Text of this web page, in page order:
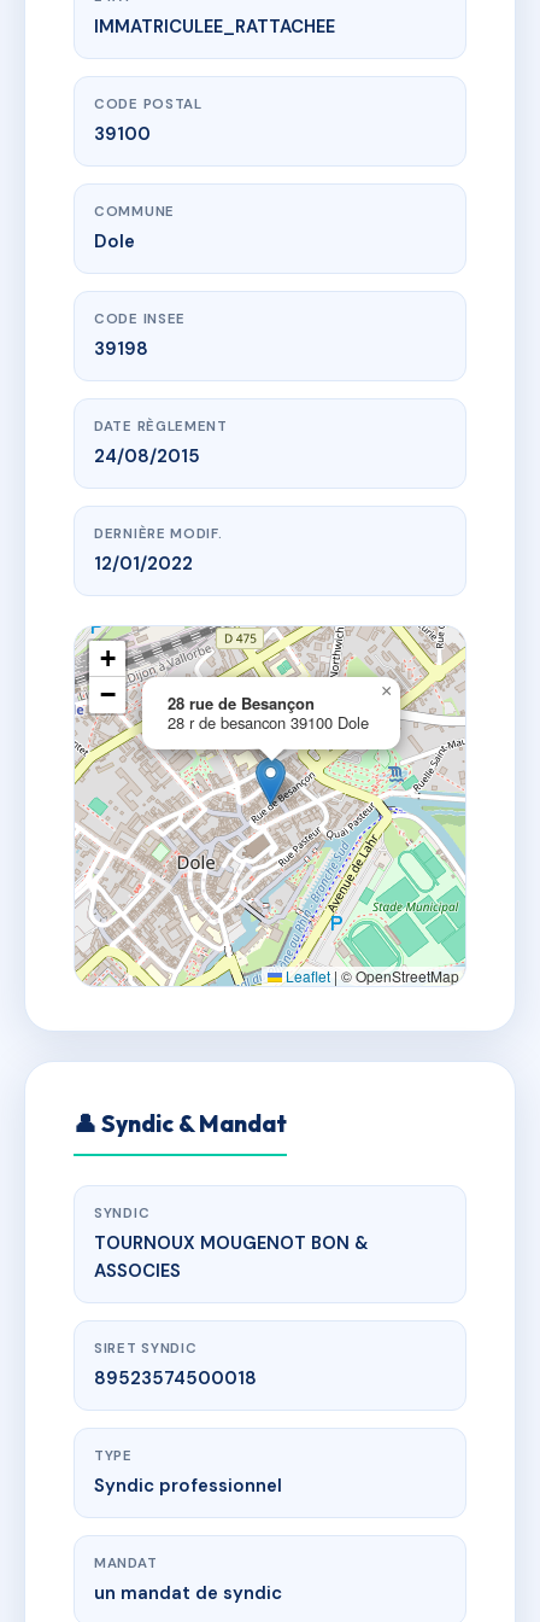
www.vme.plus/AF2512150
28 rue de Besançon
28 r de besancon
IMMATRICULEE_RATTACHEE
CODE POSTAL
39100
COMMUNE
Dole
CODE INSEE
39198
DATE RÈGLEMENT
24/08/2015
DERNIÈRE MODIF.
12/01/2022
28 rue de Besançon
28 r de besancon 39100 Dole
×
+
−
Leaflet | © OpenStreetMap
👤 Syndic & Mandat
SYNDIC
TOURNOUX MOUGENOT BON &
ASSOCIES
SIRET SYNDIC
89523574500018
TYPE
Syndic professionnel
MANDAT
un mandat de syndic